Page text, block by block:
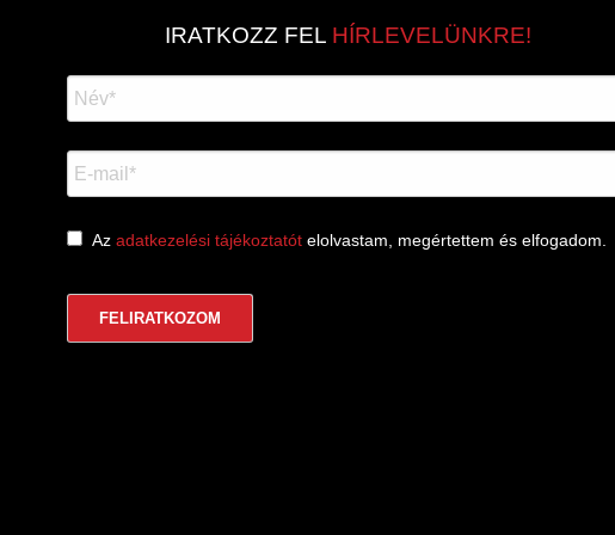
IRATKOZZ FEL HÍRLEVELÜNKRE!
Az adatkezelési tájékoztatót elolvastam, megértettem és elfogadom.